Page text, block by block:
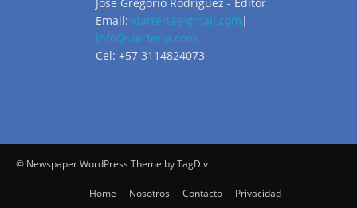
Jose Gregorio Rodriguez - Editor
Email: viarteria@gmail.com |
info@viarteria.com
Cel: +57 3114824073
© Newspaper WordPress Theme by TagDiv
Home Nosotros Contacto Privacidad